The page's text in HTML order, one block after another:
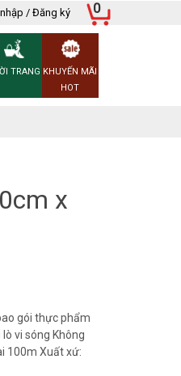
/ Đăng ký
TRANG KHUYẾN MÃI
HOT
0
x
gói thực phẩm
vi sóng Không
100m Xuất xứ: